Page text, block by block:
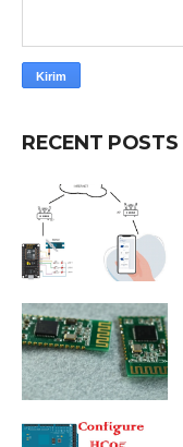
RECENT POSTS